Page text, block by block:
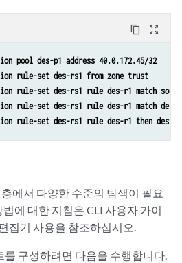
content_copy zoom_out_map
pool des-p1 address 40.0.172.45/32
rule-set des-rs1 from zone trust
rule-set des-rs1 rule des-r1 match
rule-set des-rs1 rule des-r1 match
rule-set des-rs1 rule des-r1 then
에서 다양한 수준의 탐색이 필요
에 대한 지침은 CLI 사용자 가이
집기 사용을 참조하십시오.
를 구성하려면 다음을 수행합니다.